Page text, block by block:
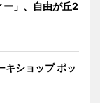
ー」、自由が丘2
キショップ ポッ